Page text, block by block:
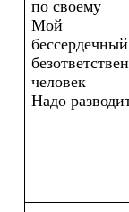
по своему
Мой
человек
Надо